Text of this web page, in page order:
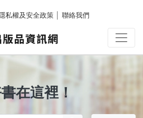
私權及安全政策 聯絡我們
在這裡！